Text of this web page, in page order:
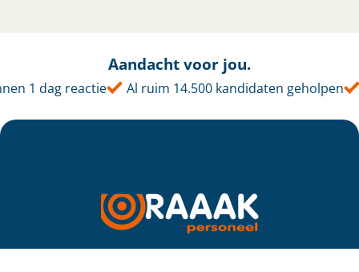
Aandacht voor jou.
1 dag reactie Al ruim 14.500 kandidaten geholpen